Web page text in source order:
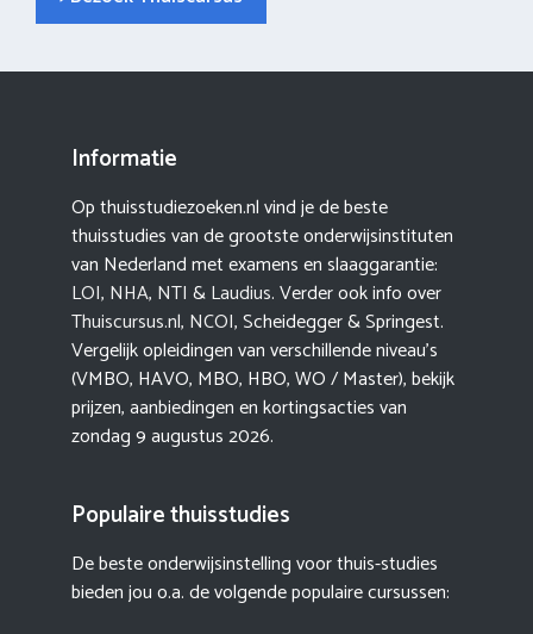
Informatie
Op thuisstudiezoeken.nl vind je de beste
thuisstudies van de grootste onderwijsinstituten
van Nederland met examens en slaaggarantie:
LOI, NHA, NTI &Laudius. Verder ook info over
Thuiscursus.nl, NCOI, Scheidegger & Springest.
Vergelijk opleidingen van verschillende niveau’s
(VMBO, HAVO, MBO, HBO, WO / Master), bekijk
prijzen, aanbiedingen en kortingsacties van
zondag 9 augustus 2026.
Populaire thuisstudies
De beste onderwijsinstelling voor thuis-studies
bieden jou o.a. de volgende populaire cursussen: